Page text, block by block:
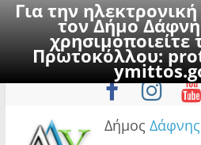
Για την
τον Δήμο
χρησιμοποιείτε
Πρωτοκόλλου:
to
Σάββατο, 8
Δήμος Δάφνης